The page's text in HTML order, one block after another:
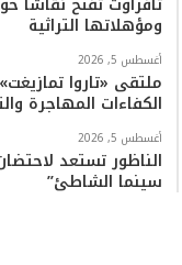
ومؤهلاتها التراثية
أغسطس 5, 2026
ملتقى «تاروا
الكفاءات المهاجرة
أغسطس 5, 2026
الناظور تستعد
سينما الشاطئ”